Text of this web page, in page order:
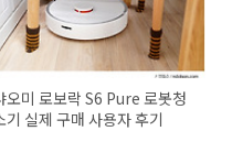
오미 로보락 S6 Pure 로봇청
기 실제 구매 사용자 후기